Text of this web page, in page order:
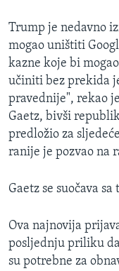
Trump je nedavno
mogao uništiti
kazne koje bi
učiniti bez prekida
pravednije", rekao
Gaetz, bivši
predložio za
ranije je pozvao na
Gaetz se suočava
Ova najnovija
posljednju priliku
su potrebne za